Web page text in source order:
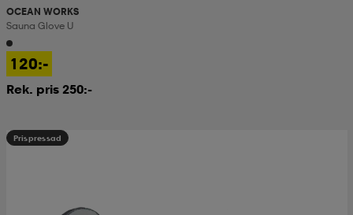
OCEAN WORKS
Sauna Glove U
120:-
Rek. pris 250:-
Prispressad